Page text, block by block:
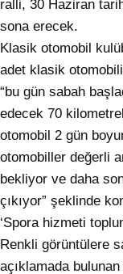
ralli, 30 Haziran
sona erecek.
Klasik otomobil
adet klasik
“bu gün sabah
edecek 70
otomobil 2 gün
otomobiller değerli
bekliyor ve daha
çıkıyor” şeklinde
‘Spora hizmeti
Renkli görüntülere
açıklamada